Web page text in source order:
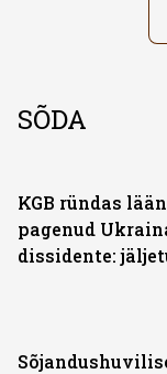
SÕDA
KGB ründas
pagenud
dissidente: